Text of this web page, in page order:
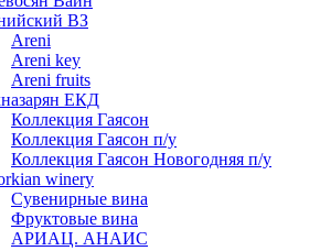
ВЗ
Areni
Areni key
Areni fruits
ЕКД
Коллекция Гаясон
Коллекция Гаясон п/у
Коллекция Гаясон Новогодняя п/у
winery
Сувенирные вина
Фруктовые вина
АРИАЦ. АНАИС